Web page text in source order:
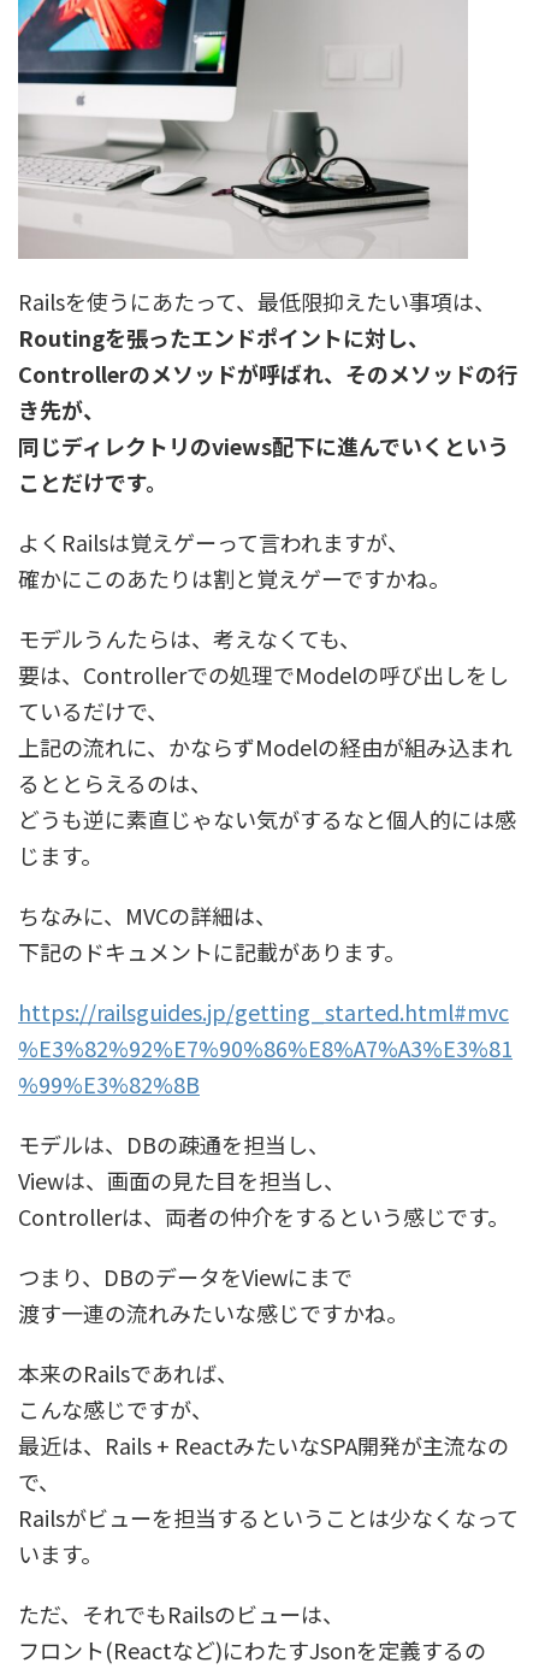
Railsを使うにあたって、最低限抑えたい事項は、
Routingを張ったエンドポイントに対し、
Controllerのメソッドが呼ばれ、そのメソッドの行
き先が、
同じディレクトリのviews配下に進んでいくという
ことだけです。
よくRailsは覚えゲーって言われますが、
確かにこのあたりは割と覚えゲーですかね。
モデルうんたらは、考えなくても、
要は、Controllerでの処理でModelの呼び出しをし
ているだけで、
上記の流れに、かならずModelの経由が組み込まれ
るととらえるのは、
どうも逆に素直じゃない気がするなと個人的には感
じます。
ちなみに、MVCの詳細は、
下記のドキュメントに記載があります。
https://railsguides.jp/getting_started.html#mvc
%E3%82%92%E7%90%86%E8%A7%A3%E3%81
%99%E3%82%8B
モデルは、DBの疎通を担当し、
Viewは、画面の見た目を担当し、
Controllerは、両者の仲介をするという感じです。
つまり、DBのデータをViewにまで
渡す一連の流れみたいな感じですかね。
本来のRailsであれば、
こんな感じですが、
最近は、Rails + ReactみたいなSPA開発が主流なの
で、
Railsがビューを担当するということは少なくなって
います。
ただ、それでもRailsのビューは、
フロント(Reactなど)にわたすJsonを定義するの